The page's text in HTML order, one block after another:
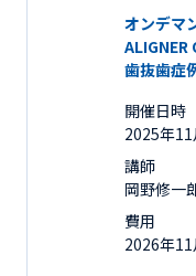
オンデマ
ALIGNER
歯抜歯症
開催日時
2025年
講師
岡野修一
費用
2026年